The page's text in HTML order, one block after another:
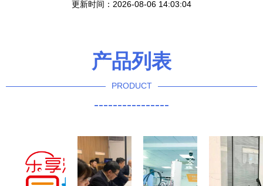
更新时间：2026-08-06 14:03:04
产品列表
PRODUCT
----------------